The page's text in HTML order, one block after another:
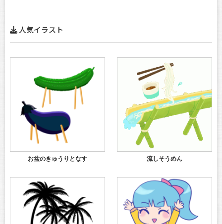
人気イラスト
お盆のきゅうりとなす 流しそうめん